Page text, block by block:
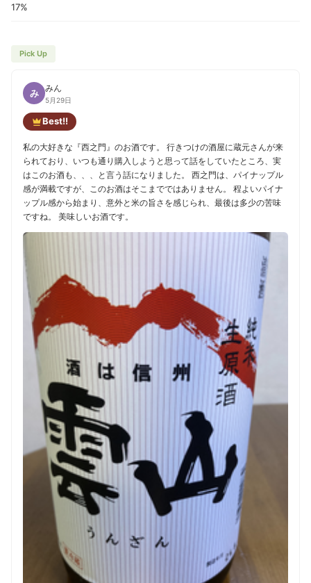
17%
Pick Up
み みん
5月29日
Best!!
私の大好きな『西之門』のお酒です。 行きつけの酒屋に蔵元さんが来
られており、いつも通り購入しようと思って話をしていたところ、実
はこのお酒も、、、と言う話になりました。 西之門は、パイナップル
感が満載ですが、このお酒はそこまでではありません。 程よいパイナ
ップル感から始まり、意外と米の旨さを感じられ、最後は多少の苦味
ですね。 美味しいお酒です。